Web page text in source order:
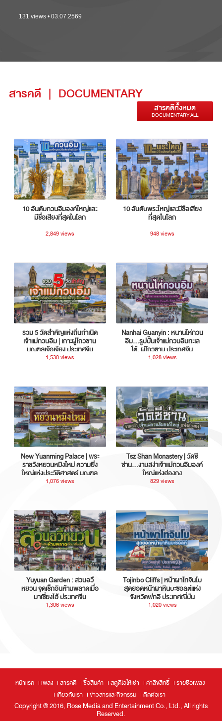
131 views • 03.07.2569
สารคดี | DOCUMENTARY
สารคดีทั้งหมด
DOCUMENTARY ALL
10 อันดับกวนอิมองค์ใหญ่และ
มีชื่อเสียงที่สุดในโลก
2,849 views
10 อันดับพระใหญ่และมีชื่อเสียง
ที่สุดในโลก
948 views
รวม 5 วัดสำคัญแห่งถิ่นกำเนิด
เจ้าแม่กวนอิม | เกาะผู่โถวซาน
มณฑลเจ้อเจียง ประเทศจีน
1,530 views
Nanhai Guanyin : หนานไห่กวน
อิม...รูปปั้นเจ้าแม่กวนอิมทะเล
ใต้, ผู่โถวซาน ประเทศจีน
1,028 views
New Yuanming Palace | พระ
ราชวังหยวนหมิงใหม่ ความยิ่ง
ใหญ่แห่งประวัติศาสตร์ มณฑล
กวางตุ้ง ประเทศจีน
1,076 views
Tsz Shan Monastery | วัดซี
ซ่าน…งามสง่าเจ้าแม่กวนอิมองค์
ใหญ่แห่งฮ่องกง
829 views
Yuyuan Garden : สวนอวี้
หยวน จุดเช็กอินห้ามพลาดเมื่อ
มาเซี่ยงไฮ้ ประเทศจีน
1,306 views
Tojinbo Cliffs | หน้าผาโทจินโบ
สุดยอดหน้าผาหินบะซอลต์แห่ง
จังหวัดฟุกุอิ ประเทศญี่ปุ่น
1,020 views
หน้าแรก เพลง สารคดี ซื้อสินค้า สตูดิโอให้เช่า ค่าลิขสิทธิ์
รายชื่อเพลง
เกี่ยวกับเรา
ข่าวสารและกิจกรรม ติดต่อเรา
Copyright ® 2016, Rose Media and Entertainment Co., Ltd., All rights
Reserved.